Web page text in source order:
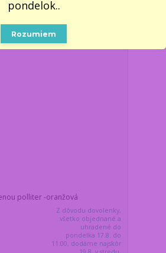
polliter -oranžová
Z dôvodu dovolenky,
všetko objednané a
uhradené do
pondelka 17.8. do
11:00, dodáme najskôr
pondelok..
Rozumiem